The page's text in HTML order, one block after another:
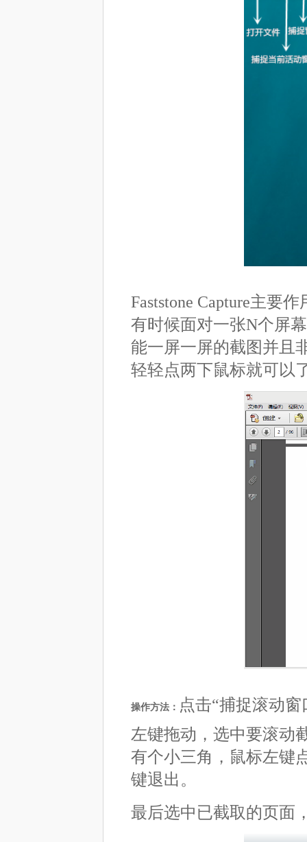
Faststone Capture主要
有时候面对一张N个屏
能一屏一屏的截图并且
轻轻点两下鼠标就可以
操作方法： 点击“捕捉滚动
左键拖动，选中要滚动
有个小三角，鼠标左键
键退出。
最后选中已截取的页面